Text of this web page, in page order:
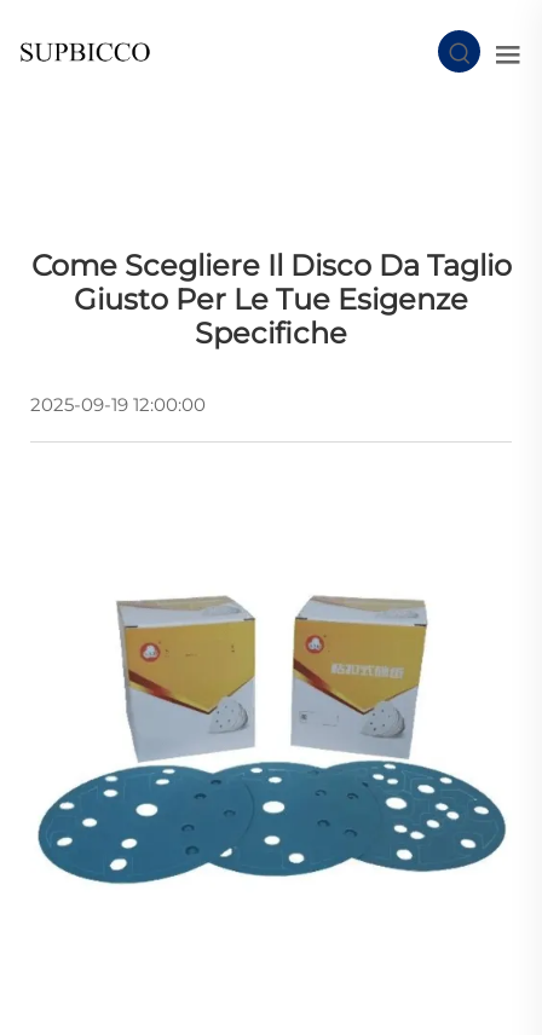
Come Scegliere Il Disco Da Taglio
Giusto Per Le Tue Esigenze
Specifiche
2025-09-19 12:00:00